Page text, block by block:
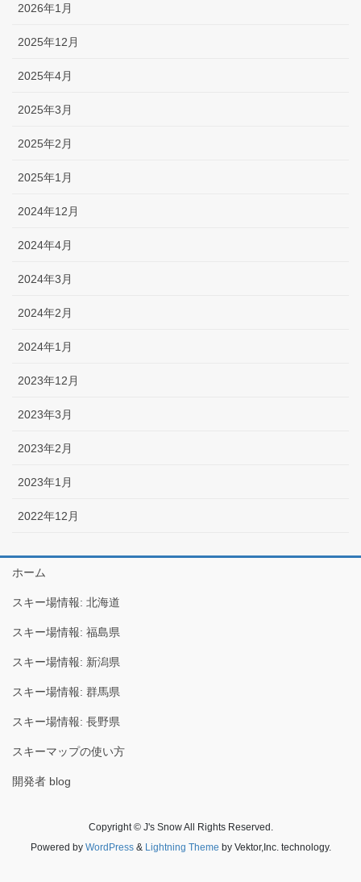
2026年1月
2025年12月
2025年4月
2025年3月
2025年2月
2025年1月
2024年12月
2024年4月
2024年3月
2024年2月
2024年1月
2023年12月
2023年3月
2023年2月
2023年1月
2022年12月
ホーム
スキー場情報: 北海道
スキー場情報: 福島県
スキー場情報: 新潟県
スキー場情報: 群馬県
スキー場情報: 長野県
スキーマップの使い方
開発者 blog
Copyright © J's Snow All Rights Reserved.
Powered by WordPress& Lightning Theme by Vektor,Inc. technology.